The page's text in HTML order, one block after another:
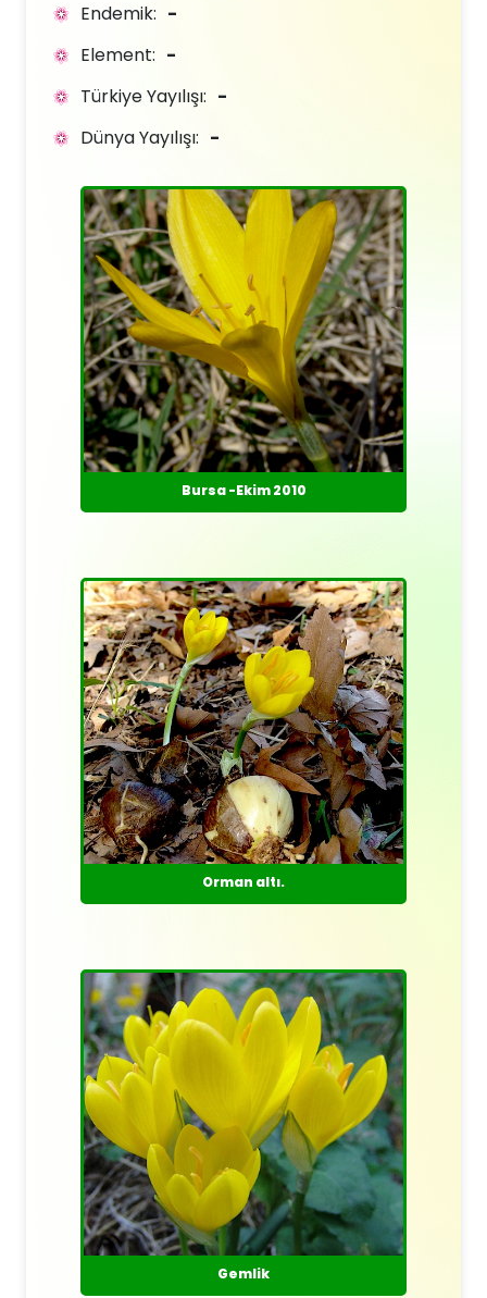
Endemik: -
Element: -
Türkiye Yayılışı: -
Dünya Yayılışı: -
Bursa -Ekim 2010
Orman altı.
Gemlik